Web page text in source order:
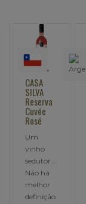
CASA
SILVA
Reserva
Cuvée
Rosé
Um
vinho
sedutor...
Não há
melhor
definição